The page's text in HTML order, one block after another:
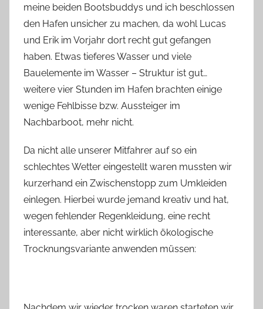
meine beiden Bootsbuddys und ich beschlossen
den Hafen unsicher zu machen, da wohl Lucas
und Erik im Vorjahr dort recht gut gefangen
haben. Etwas tieferes Wasser und viele
Bauelemente im Wasser – Struktur ist gut…
weitere vier Stunden im Hafen brachten einige
wenige Fehlbisse bzw. Aussteiger im
Nachbarboot, mehr nicht.
Da nicht alle unserer Mitfahrer auf so ein
schlechtes Wetter eingestellt waren mussten wir
kurzerhand ein Zwischenstopp zum Umkleiden
einlegen. Hierbei wurde jemand kreativ und hat,
wegen fehlender Regenkleidung, eine recht
interessante, aber nicht wirklich ökologische
Trocknungsvariante anwenden müssen: